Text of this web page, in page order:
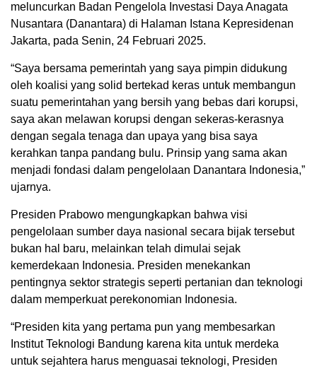
meluncurkan Badan Pengelola Investasi Daya Anagata
Nusantara (Danantara) di Halaman Istana Kepresidenan
Jakarta, pada Senin, 24 Februari 2025.
“Saya bersama pemerintah yang saya pimpin didukung
oleh koalisi yang solid bertekad keras untuk membangun
suatu pemerintahan yang bersih yang bebas dari korupsi,
saya akan melawan korupsi dengan sekeras-kerasnya
dengan segala tenaga dan upaya yang bisa saya
kerahkan tanpa pandang bulu. Prinsip yang sama akan
menjadi fondasi dalam pengelolaan Danantara Indonesia,”
ujarnya.
Presiden Prabowo mengungkapkan bahwa visi
pengelolaan sumber daya nasional secara bijak tersebut
bukan hal baru, melainkan telah dimulai sejak
kemerdekaan Indonesia. Presiden menekankan
pentingnya sektor strategis seperti pertanian dan teknologi
dalam memperkuat perekonomian Indonesia.
“Presiden kita yang pertama pun yang membesarkan
Institut Teknologi Bandung karena kita untuk merdeka
untuk sejahtera harus menguasai teknologi, Presiden